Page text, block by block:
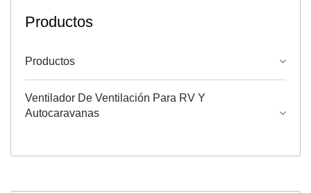
Productos
Productos
Ventilador De Ventilación Para RV Y
Autocaravanas